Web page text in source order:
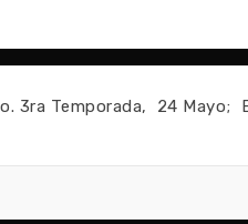
3ra Temporada, 24 Mayo;